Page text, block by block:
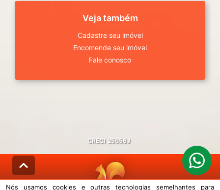
Veja também
Cadastre seu imóvel
Encomende seu imóvel
Fale conosco
CRECI 25056J
Nós usamos cookies e outras tecnologias semelhantes para